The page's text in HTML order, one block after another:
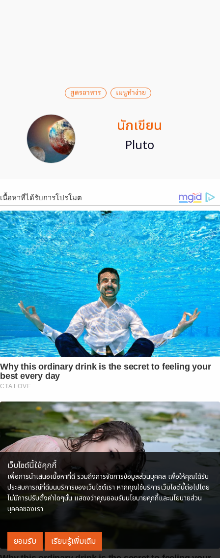
สูตรอาหาร เมนูทำง่าย
นักเขียน
Pluto
เนื้อหาที่ได้รับการโปรโมต
Why this ordinary drink is the secret to feeling your
best every day
CTA LOVE
เว็บไซต์นี้ใช้คุกกี้
เพื่อการนำเสนอเนื้อหาที่ดี รวมถึงการจัดการข้อมูลส่วนบุคคล เพื่อให้คุณได้รับ
ประสบการณ์ที่ดีบนบริการของเว็บไซต์เรา หากคุณใช้บริการเว็บไซต์นี้ต่อไปโดย
ไม่มีการปรับตั้งค่าใดๆนั้น แสดงว่าคุณยอมรับนโยบายคุกกี้และนโยบายส่วน
บุคคลของเรา
ยอมรับ เรียนรู้เพิ่มเติม